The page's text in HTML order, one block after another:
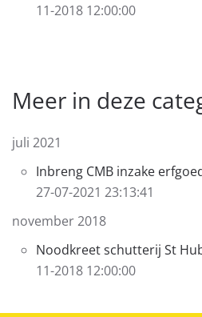
11-2018 12:00:00
Meer in deze
juli 2021
Inbreng CMB inzake
27-07-2021 23:13:41
november 2018
Noodkreet schutterij St
11-2018 12:00:00